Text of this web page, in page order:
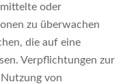
oder
zu überwachen
die auf eine
Verpflichtungen zur
von